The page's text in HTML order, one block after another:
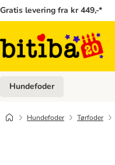
Gratis levering fra kr 449,-*
Hundefoder
Hundefoder Tørfoder